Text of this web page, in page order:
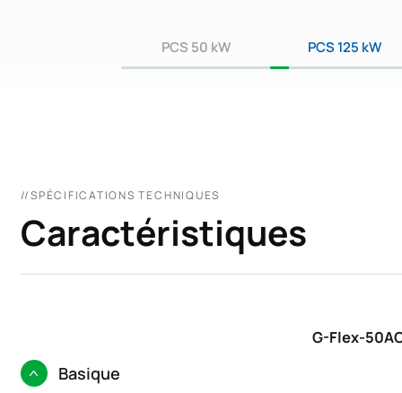
PCS 50 kW PCS 125 kW
//SPÉCIFICATIONS TECHNIQUES
Caractéristiques
G-Flex-
Basique